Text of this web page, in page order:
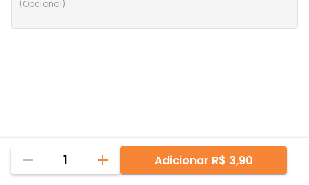
1 Adicionar R$ 3,90